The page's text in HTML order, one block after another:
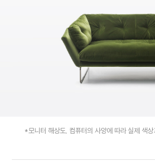
*모니터 해상도, 컴퓨터의 사양에 따라 실제 색